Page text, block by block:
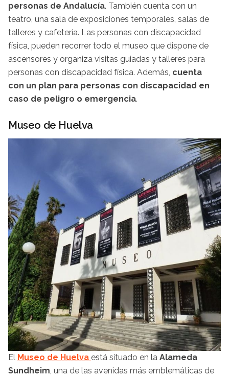
personas de Andalucía. También cuenta con un
teatro, una sala de exposiciones temporales, salas de
talleres y cafetería. Las personas con discapacidad
física, pueden recorrer todo el museo que dispone de
ascensores y organiza visitas guiadas y talleres para
personas con discapacidad física. Además, cuenta
con un plan para personas con discapacidad en
caso de peligro o emergencia.
Museo de Huelva
El Museo de Huelva está situado en la Alameda
Sundheim , una de las avenidas más emblemáticas de